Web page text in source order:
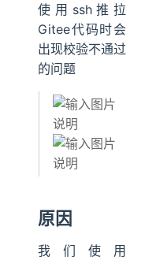
使用ssh推拉
Gitee代码时会
出现校验不通过
的问题
原因
我们使用